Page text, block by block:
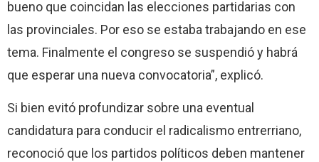
bueno que coincidan las elecciones partidarias con
las provinciales. Por eso se estaba trabajando en ese
tema. Finalmente el congreso se suspendió y habrá
que esperar una nueva convocatoria”, explicó.
Si bien evitó profundizar sobre una eventual
candidatura para conducir el radicalismo entrerriano,
reconoció que los partidos políticos deben mantener